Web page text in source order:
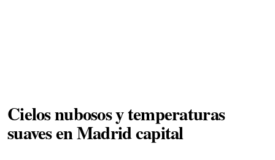
Cielos nubosos y temperaturas
suaves en Madrid capital